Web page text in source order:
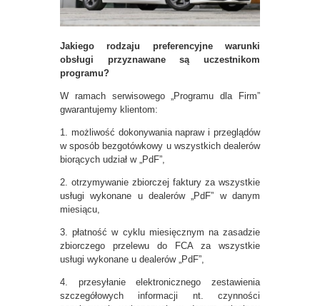
Jakiego rodzaju preferencyjne warunki
obsługi przyznawane są uczestnikom
programu?
W ramach serwisowego „Programu dla Firm”
gwarantujemy klientom:
1. możliwość dokonywania napraw i przeglądów
w sposób bezgotówkowy u wszystkich dealerów
biorących udział w „PdF”,
2. otrzymywanie zbiorczej faktury za wszystkie
usługi wykonane u dealerów „PdF” w danym
miesiącu,
3. płatność w cyklu miesięcznym na zasadzie
zbiorczego przelewu do FCA za wszystkie
usługi wykonane u dealerów „PdF”,
4. przesyłanie elektronicznego zestawienia
szczegółowych informacji nt. czynności